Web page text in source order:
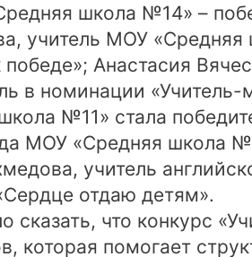
школа №14» –
учитель МОУ
Анастасия
в номинации
№11» стала
МОУ «Средняя школа
учитель
отдаю детям».
что конкурс
помогает